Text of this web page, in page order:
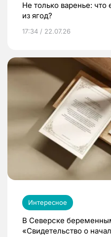
Не только варенье:
из ягод?
17:34 / 22.07.26
Интересное
В Северске
«Свидетельство о